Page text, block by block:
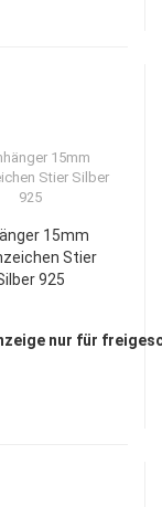
15mm
Stier
925
nur für